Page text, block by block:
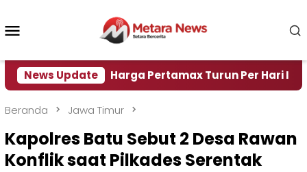
konten
News Update
Harga Pertamax Turun Per Hari Ini, Segini
Beranda Jawa Timur
Kapolres Batu Sebut 2 Desa Rawan
Konflik saat Pilkades Serentak